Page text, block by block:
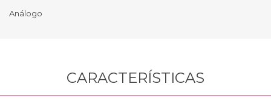
Análogo
CARACTERÍSTICAS